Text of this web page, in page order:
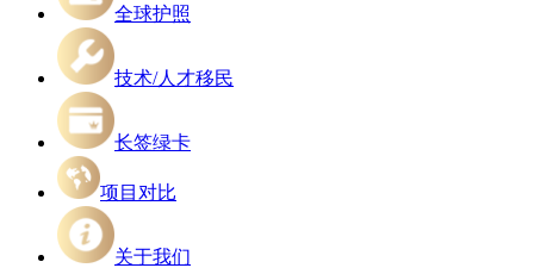
全球护照
技术/人才移民
长签绿卡
项目对比
关于我们